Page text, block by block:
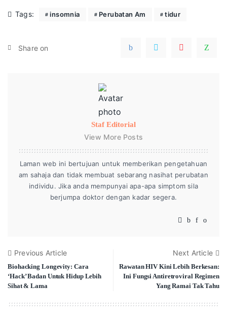
Tags: insomnia Perubatan Am tidur
Share on
Staf Editorial
View More Posts
Laman web ini bertujuan untuk memberikan pengetahuan
am sahaja dan tidak membuat sebarang nasihat perubatan
individu. Jika anda mempunyai apa-apa simptom sila
berjumpa doktor dengan kadar segera.
Previous Article
Biohacking Longevity: Cara
‘Hack’ Badan Untuk Hidup Lebih
Sihat & Lama
Next Article
Rawatan HIV Kini Lebih Berkesan:
Ini Fungsi Antiretroviral Regimen
Yang Ramai Tak Tahu